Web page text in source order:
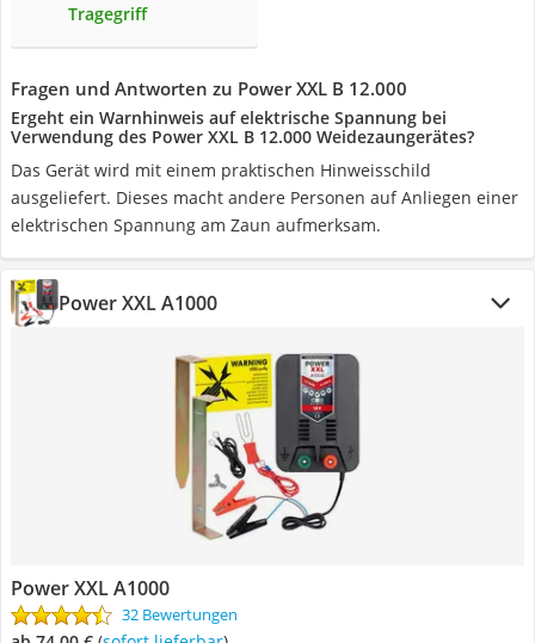
Tragegriff
Fragen und Antworten zu Power XXL B 12.000
Ergeht ein Warnhinweis auf elektrische Spannung bei
Verwendung des Power XXL B 12.000 Weidezaungerätes?
Das Gerät wird mit einem praktischen Hinweisschild
ausgeliefert. Dieses macht andere Personen auf Anliegen einer
elektrischen Spannung am Zaun aufmerksam.
Power XXL A1000
Power XXL A1000
32 Bewertungen